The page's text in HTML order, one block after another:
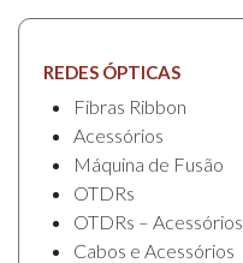
REDES ÓPTICAS
Fibras Ribbon
Acessórios
Máquina de Fusão
OTDRs
OTDRs – Acessórios
Cabos e Acessórios